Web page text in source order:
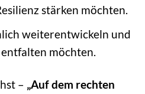
stärken möchten.
weiterentwickeln und
möchten.
– „Auf dem rechten